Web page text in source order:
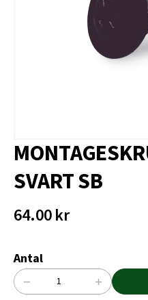
SVART SB
64.00kr
Antal
MONTAGESKRUV
− +